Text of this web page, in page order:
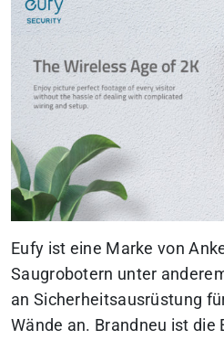
Eufy ist eine Marke von
Saugrobotern unter
an Sicherheitsausrüstung
Wände an. Brandneu ist die